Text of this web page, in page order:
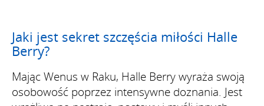
Jaki jest sekret szczęścia miłości Halle
Berry?
Mając Wenus w Raku, Halle Berry wyraża swoją
osobowość poprzez intensywne doznania. Jest